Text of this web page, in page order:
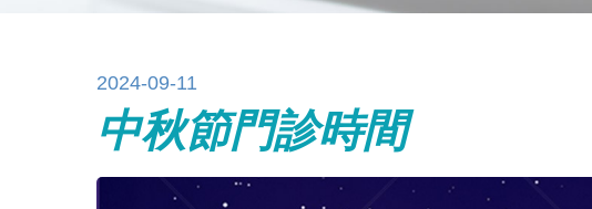
2024-09-11
中秋節門診時間